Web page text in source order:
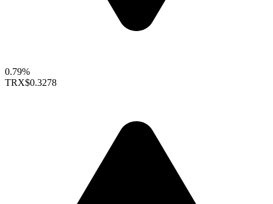
0.79%
TRX$0.3278